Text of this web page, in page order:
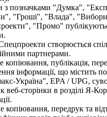
з позначками "Думка",
"Гроші", "Влада",
"Промо"
створюється
партнерами.
копіювання, публікація,
інформації, що містить
Україна", EPA / UPG,
веб-сторінки в розділі Я-
копіювання, передрук та